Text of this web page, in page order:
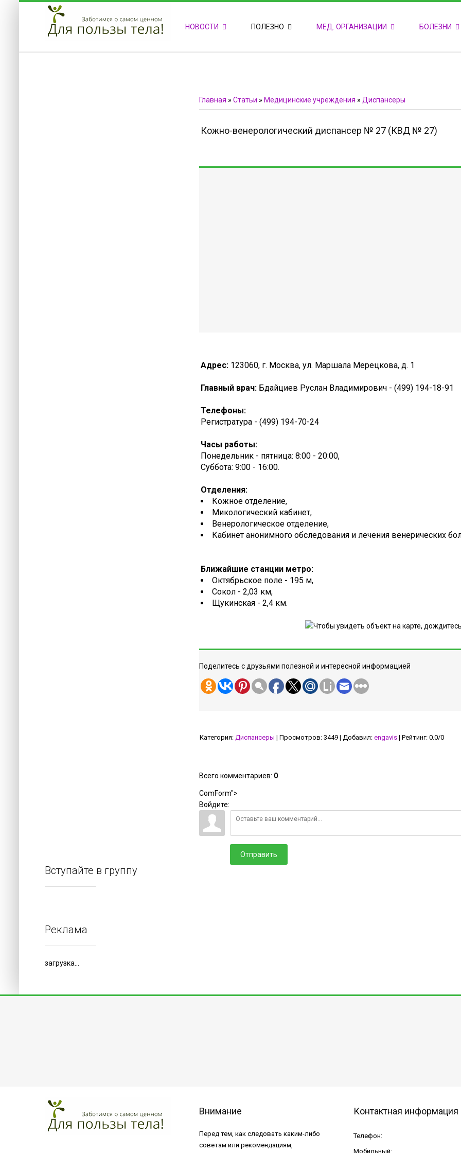
ПРИВЕТСТВУЕМ НА НАШЕМ САЙТЕ
Блок скоро обновится
ПОПУЛЯРНЫЕ НОВОСТИ
НОВОСТИ ПОЛЕЗНО МЕД. ОРГАНИЗАЦИИ БОЛЕЗНИ
Главная » Статьи » Медицинские учреждения » Диспансеры
Кожно-венерологический диспансер № 27 (КВД № 27)
Адрес: 123060, г. Москва, ул. Маршала Мерецкова, д. 1
Главный врач: Бдайциев Руслан Владимирович - (499) 194-18-91
Телефоны:
Регистратура - (499) 194-70-24
Часы работы:
Понедельник - пятница: 8:00 - 20:00,
Суббота: 9:00 - 16:00.
Отделения:
Кожное отделение,
Микологический кабинет,
Венерологическое отделение,
Кабинет анонимного обследования и лечения венерических
Ближайшие станции метро:
Октябрьское поле - 195 м,
Сокол - 2,03 км,
Щукинская - 2,4 км.
Поделитесь с друзьями полезной и интересной информацией
Категория: Диспансеры | Просмотров: 3449 | Добавил: engavis | Рейтинг: 0.0/0
Всего комментариев: 0
ComForm">
Войдите:
Отправить
Вступайте в группу
Реклама
загрузка...
Внимание
Перед тем, как следовать каким-либо
советам или рекомендациям,
Контактная информация
Телефон:
Мобильный: